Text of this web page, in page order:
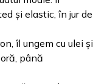
și elastic, în jur de
îl ungem cu ulei și
până